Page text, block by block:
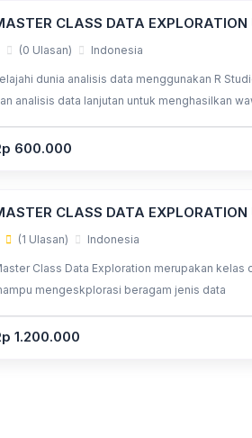
CLASS DATA EXPLORATION
(0 Ulasan) Indonesia
dunia analisis data menggunakan R
analisis data lanjutan untuk menghasilkan
600.000
CLASS DATA
(1 Ulasan) Indonesia
Class Data Exploration merupakan
mengeskplorasi beragam jenis data
1.200.000